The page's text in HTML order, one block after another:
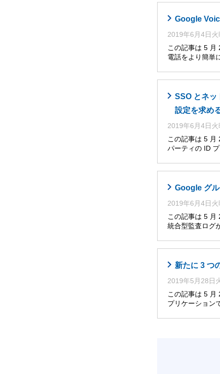
Google
2019年6月4日火
この記事は 5 月
電話をより簡単
SSO とネッ
設定を求め
2019年6月4日火
この記事は 5 月
パーティの ID
Google グ
2019年6月4日火
この記事は 5 月
統合型監査ログ
新たに 3 つ
2019年5月28日
この記事は 5 月
プリケーション